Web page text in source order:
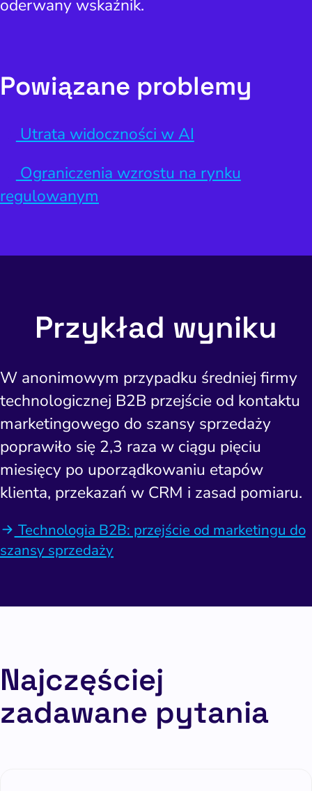
oderwany wskaźnik.
Powiązane problemy
Utrata widoczności w AI
Ograniczenia wzrostu na rynku
regulowanym
Przykład wyniku
W anonimowym przypadku średniej firmy
technologicznej B2B przejście od kontaktu
marketingowego do szansy sprzedaży
poprawiło się 2,3 raza w ciągu pięciu
miesięcy po uporządkowaniu etapów
klienta, przekazań w CRM i zasad pomiaru.
Technologia B2B: przejście od marketingu do
szansy sprzedaży
Najczęściej
zadawane pytania